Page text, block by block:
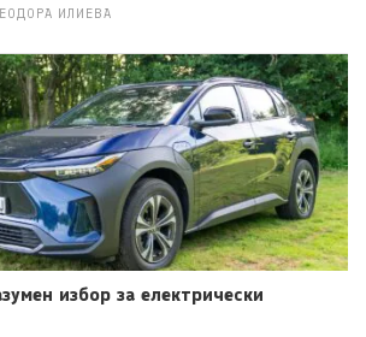
ИЛИЕВА
избор за електрически